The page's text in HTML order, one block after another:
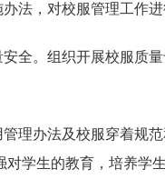
法，对校服管理工作进
全。组织开展校服质
理办法及校服穿着规
学生的教育，培养学